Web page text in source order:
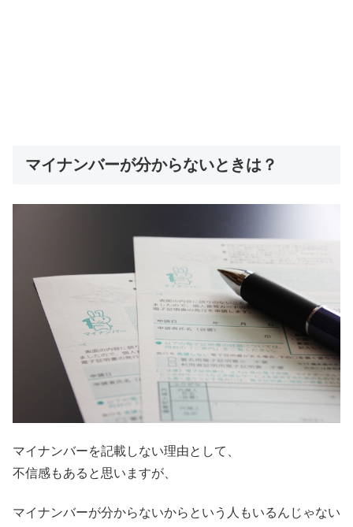
マイナンバーが分からないときは？
マイナンバーを記載しない理由として、
不信感もあると思いますが、
マイナンバーが分からないからという人もいるんじゃない